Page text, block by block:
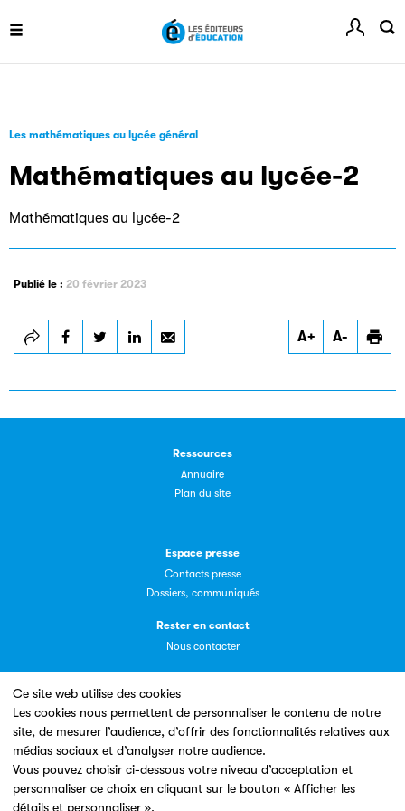
Ce site web utilise des cookies
Les cookies nous permettent de personnaliser le contenu de notre
site, de mesurer l’audience, d’offrir des fonctionnalités relatives aux
médias sociaux et d’analyser notre audience.
Vous pouvez choisir ci-dessous votre niveau d’acceptation et
personnaliser ce choix en cliquant sur le bouton « Afficher les
détails et personnaliser ».
Les mathématiques au lycée général
Mathématiques au lycée-2
Mathématiques au lycée-2
Publié le : 20 février 2023
A+ A-
Ressources
Annuaire
Plan du site
Espace presse
Contacts presse
Dossiers, communiqués
Rester en contact
Nous contacter
Un site conçu en partenariat avec le
Festival du Livre de Paris
informé de l'actualité de la manifestation.
tous les acteurs de la filière de la fabrication de livres.